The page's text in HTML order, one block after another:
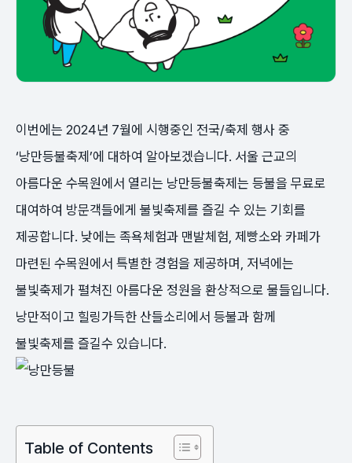
이번에는 2024년 7월에 시행중인 전국/축제 행사 중
‘낭만등불축제’에 대하여 알아보겠습니다. 서울 근교의
아름다운 수목원에서 열리는 낭만등불축제는 등불을 무료로
대여하여 방문객들에게 불빛축제를 즐길 수 있는 기회를
제공합니다. 낮에는 족욕체험과 맨발체험, 제빵소와 카페가
마련된 수목원에서 특별한 경험을 제공하며, 저녁에는
불빛축제가 펼쳐진 아름다운 정원을 환상적으로 물들입니다.
낭만적이고 힐링가득한 산들소리에서 등불과 함께
불빛축제를 즐길수 있습니다.
Table of Contents